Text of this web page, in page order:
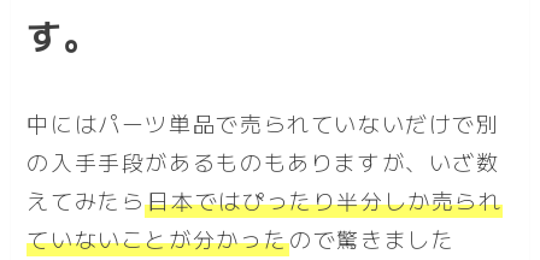
す。
中にはパーツ単品で売られていないだけで別
の入手手段があるものもありますが、いざ数
えてみたら日本ではぴったり半分しか売られ
ていないことが分かったので驚きました